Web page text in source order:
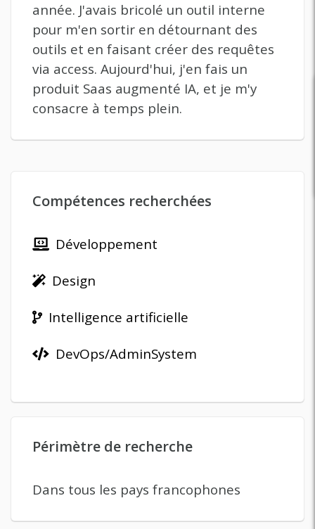
année. J'avais bricolé un outil interne
pour m'en sortir en détournant des
outils et en faisant créer des requêtes
via access. Aujourd'hui, j'en fais un
produit Saas augmenté IA, et je m'y
consacre à temps plein.
Compétences recherchées
Développement
Design
Intelligence artificielle
DevOps/AdminSystem
Périmètre de recherche
Dans tous les pays francophones